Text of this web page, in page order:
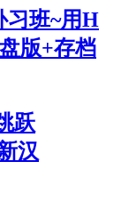
习班~用H
版+存档
跃
汉